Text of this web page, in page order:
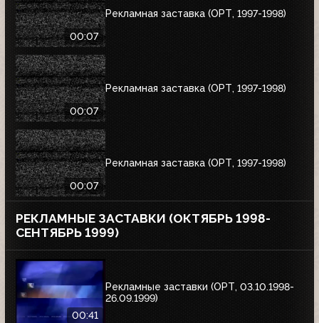
00:07
Рекламная заставка (ОРТ, 1997-1998)
00:07
Рекламная заставка (ОРТ, 1997-1998)
00:07
Рекламная заставка (ОРТ, 1997-1998)
РЕКЛАМНЫЕ ЗАСТАВКИ (ОКТЯБРЬ 1998-
СЕНТЯБРЬ 1999)
00:41
Рекламные заставки (ОРТ, 03.10.1998-
26.09.1999)